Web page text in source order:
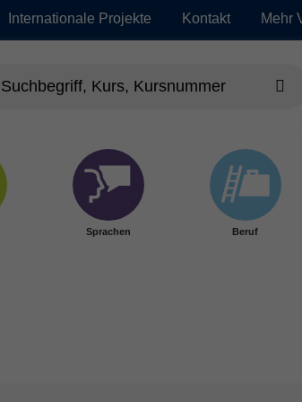
Internationale Projekte Kontakt Mehr
Sprachen Beruf